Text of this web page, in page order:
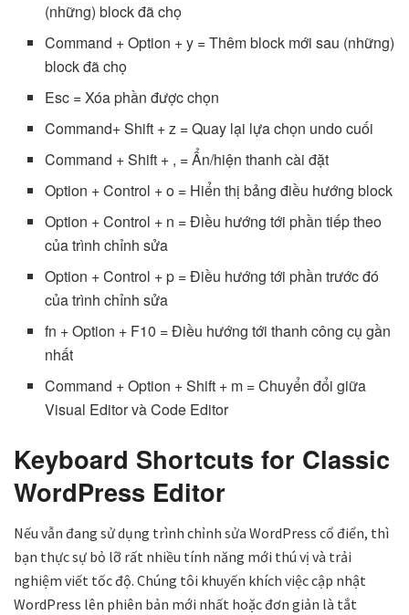
(những) block đã chọ
Command + Option + y = Thêm block mới sau (những)
block đã chọ
Esc = Xóa phần được chọn
Command+ Shift + z = Quay lại lựa chọn undo cuối
Command + Shift + , = Ẩn/hiện thanh cài đặt
Option + Control + o = Hiển thị bảng điều hướng block
Option + Control + n = Điều hướng tới phần tiếp theo
của trình chỉnh sửa
Option + Control + p = Điều hướng tới phần trước đó
của trình chỉnh sửa
fn + Option + F10 = Điều hướng tới thanh công cụ gần
nhất
Command + Option + Shift + m = Chuyển đổi giữa
Visual Editor và Code Editor
Keyboard Shortcuts for Classic
WordPress Editor
Nếu vẫn đang sử dụng trình chỉnh sửa WordPress cổ điển, thì
bạn thực sự bỏ lỡ rất nhiều tính năng mới thú vị và trải
nghiệm viết tốc độ. Chúng tôi khuyến khích việc cập nhật
WordPress lên phiên bản mới nhất hoặc đơn giản là tắt